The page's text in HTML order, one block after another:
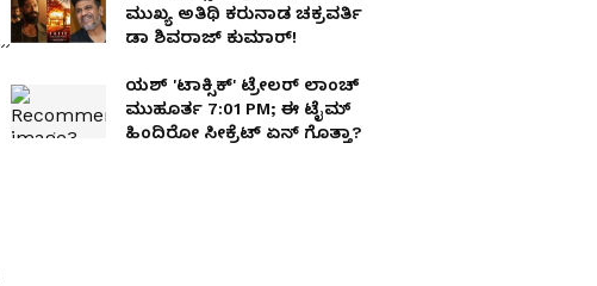
ಮುಖ್ಯ ಅತಿಥಿ ಕರುನಾಡ ಚಕ್ರವರ್ತಿ
ಡಾ ಶಿವರಾಜ್ ಕುಮಾರ್!
ಯಶ್ 'ಟಾಕ್ಸಿಕ್' ಟ್ರೇಲರ್ ಲಾಂಚ್
ಮುಹೂರ್ತ 7:01 PM; ಈ ಟೈಮ್
ಹಿಂದಿರೋ ಸೀಕ್ರೆಟ್ ಏನ್ ಗೊತ್ತಾ?